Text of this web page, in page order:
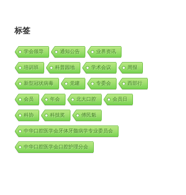
标签
学会领导 通知公告 业界资讯
培训班 科普园地 学术会议 周报
新型冠状病毒 党建 专委会 西部行
会员 年会 北大口腔 会员日
科协 科技奖 傅民魁
中华口腔医学会牙体牙髓病学专业委员会
中华口腔医学会口腔护理分会